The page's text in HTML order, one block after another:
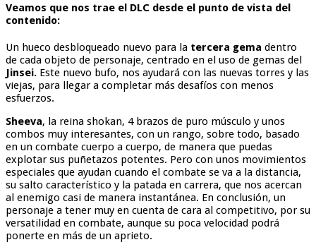
Veamos que nos trae el DLC desde el punto de vista del
contenido:
Un hueco desbloqueado nuevo para la tercera gema dentro
de cada objeto de personaje, centrado en el uso de gemas del
Jinsei. Este nuevo bufo, nos ayudará con las nuevas torres y las
viejas, para llegar a completar más desafíos con menos
esfuerzos.
Sheeva, la reina shokan, 4 brazos de puro músculo y unos
combos muy interesantes, con un rango, sobre todo, basado
en un combate cuerpo a cuerpo, de manera que puedas
explotar sus puñetazos potentes. Pero con unos movimientos
especiales que ayudan cuando el combate se va a la distancia,
su salto característico y la patada en carrera, que nos acercan
al enemigo casi de manera instantánea. En conclusión, un
personaje a tener muy en cuenta de cara al competitivo, por su
versatilidad en combate, aunque su poca velocidad podrá
ponerte en más de un aprieto.